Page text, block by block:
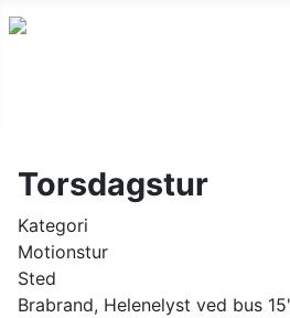
Torsdagstur
Kategori
Motionstur
Sted
Brabrand, Helenelyst ved bus